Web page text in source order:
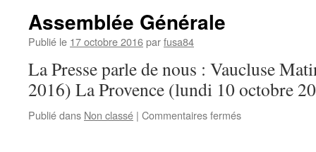
Assemblée Générale
Publié le 17 octobre 2016parfusa84
La Presse parle de nous : Vaucluse
2016) La Provence (lundi 10 octobre
Publié dans Non classé | Commentaires ferméssur